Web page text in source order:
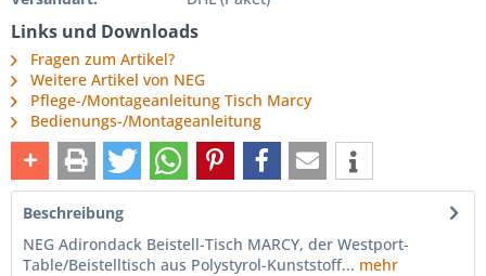
Links und Downloads
Fragen zum Artikel?
Weitere Artikel von NEG
Pflege-/Montageanleitung Tisch Marcy
Bedienungs-/Montageanleitung
Beschreibung
NEG Adirondack Beistell-Tisch MARCY, der Westport-
Table/Beistelltisch aus Polystyrol-Kunststoff... mehr